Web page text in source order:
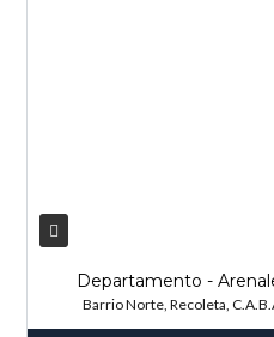
Departamento -
Barrio Norte, Recoleta,